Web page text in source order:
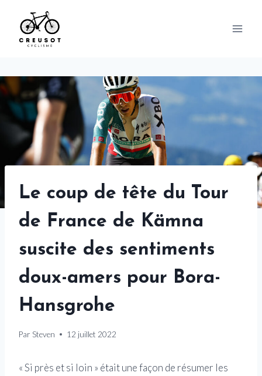
content
Le coup de tête du Tour
de France de Kämna
suscite des sentiments
doux-amers pour Bora-
Hansgrohe
Par Steven 12 juillet 2022
« Si près et si loin » était une façon de résumer les